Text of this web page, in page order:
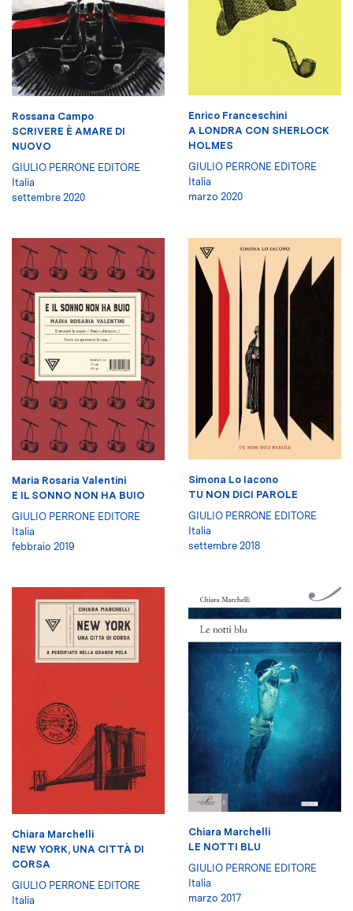
Rossana Campo
SCRIVERE È AMARE DI
NUOVO
GIULIO PERRONE EDITORE
Italia
settembre 2020
Enrico Franceschini
A LONDRA CON SHERLOCK
HOLMES
GIULIO PERRONE EDITORE
Italia
marzo 2020
Maria Rosaria Valentini
E IL SONNO NON HA BUIO
GIULIO PERRONE EDITORE
Italia
febbraio 2019
Simona Lo Iacono
TU NON DICI PAROLE
GIULIO PERRONE EDITORE
Italia
settembre 2018
Chiara Marchelli
NEW YORK, UNA CITTÀ DI
CORSA
GIULIO PERRONE EDITORE
Italia
Chiara Marchelli
LE NOTTI BLU
GIULIO PERRONE EDITORE
Italia
marzo 2017